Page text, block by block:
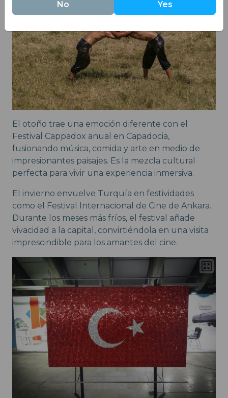
El otoño trae una emoción diferente con el
Festival Cappadox anual en Capadocia,
fusionando música, comida y arte en medio de
impresionantes paisajes. Es la mezcla cultural
perfecta para vivir una experiencia inmersiva.
El invierno envuelve Turquía en festividades
como el Festival Internacional de Cine de Ankara.
Durante los meses más fríos, el festival añade
vivacidad a la capital, convirtiéndola en una visita
imprescindible para los amantes del cine.
No Yes